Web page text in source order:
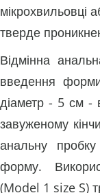
мікрохвильовці
тверде
Відмінна
введення
діаметр - 5 см -
завуженому
анальну
форму.
(Model 1 size S)